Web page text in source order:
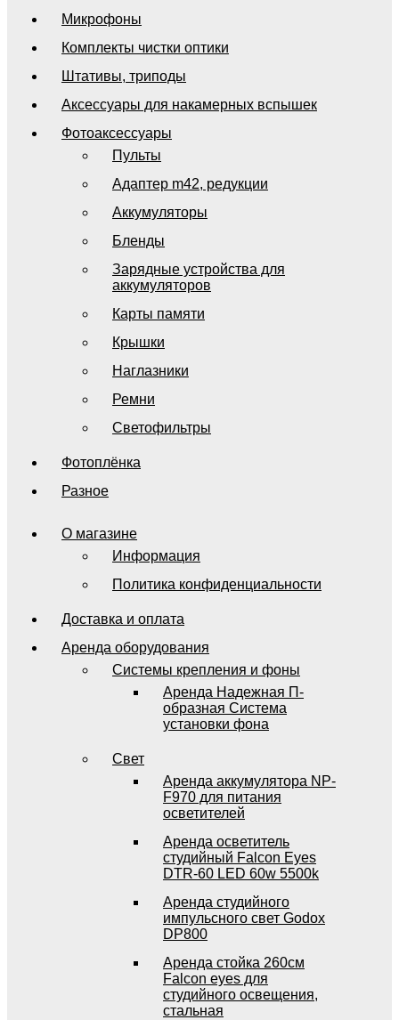
Микрофоны
Комплекты чистки оптики
Штативы, триподы
Аксессуары для накамерных вспышек
Фотоаксессуары
Пульты
Адаптер m42, редукции
Аккумуляторы
Бленды
Зарядные устройства для
аккумуляторов
Карты памяти
Крышки
Наглазники
Ремни
Светофильтры
Фотоплёнка
Разное
О магазине
Информация
Политика конфиденциальности
Доставка и оплата
Аренда оборудования
Системы крепления и фоны
Аренда Надежная П-
образная Система
установки фона
Свет
Аренда аккумулятора NP-
F970 для питания
осветителей
Аренда осветитель
студийный Falcon Eyes
DTR-60 LED 60w 5500k
Аренда студийного
импульсного свет Godox
DP800
Аренда стойка 260см
Falcon eyes для
студийного освещения,
стальная